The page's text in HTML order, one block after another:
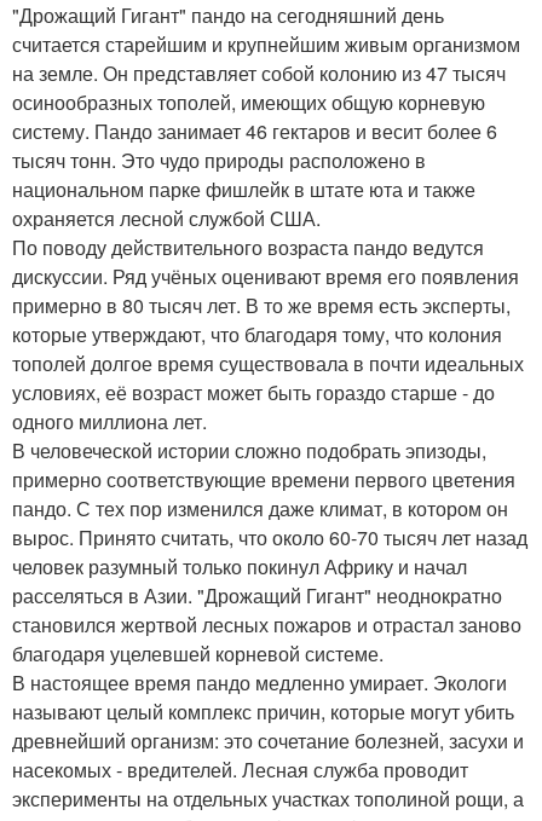
"Дрожащий Гигант" пандо на сегодняшний день
считается старейшим и крупнейшим живым организмом
на земле. Он представляет собой колонию из 47 тысяч
осинообразных тополей, имеющих общую корневую
систему. Пандо занимает 46 гектаров и весит более 6
тысяч тонн. Это чудо природы расположено в
национальном парке фишлейк в штате юта и также
охраняется лесной службой США.
По поводу действительного возраста пандо ведутся
дискуссии. Ряд учёных оценивают время его появления
примерно в 80 тысяч лет. В то же время есть эксперты,
которые утверждают, что благодаря тому, что колония
тополей долгое время существовала в почти идеальных
условиях, её возраст может быть гораздо старше - до
одного миллиона лет.
В человеческой истории сложно подобрать эпизоды,
примерно соответствующие времени первого цветения
пандо. С тех пор изменился даже климат, в котором он
вырос. Принято считать, что около 60-70 тысяч лет назад
человек разумный только покинул Африку и начал
расселяться в Азии. "Дрожащий Гигант" неоднократно
становился жертвой лесных пожаров и отрастал заново
благодаря уцелевшей корневой системе.
В настоящее время пандо медленно умирает. Экологи
называют целый комплекс причин, которые могут убить
древнейший организм: это сочетание болезней, засухи и
насекомых - вредителей. Лесная служба проводит
эксперименты на отдельных участках тополиной рощи, а